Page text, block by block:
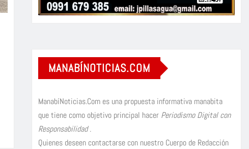
MANABÍNOTICIAS.COM
ManabíNoticias.Com es una propuesta informativa manabita
que tiene como objetivo principal hacer Periodismo Digital con
Responsabilidad.
Quienes deseen contactarse con nuestro Cuerpo de Redacción